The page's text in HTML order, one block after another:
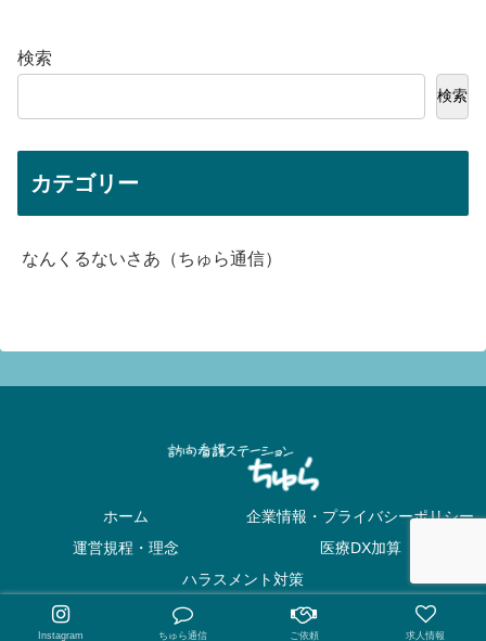
検索
検索
カテゴリー
なんくるないさあ（ちゅら通信）
ホーム
企業情報・プライバシーポリシー
運営規程・理念
医療DX加算
ハラスメント対策
© 2021 訪問看護ステーション ちゅら.
Instagram ちゅら通信 ご依頼 求人情報